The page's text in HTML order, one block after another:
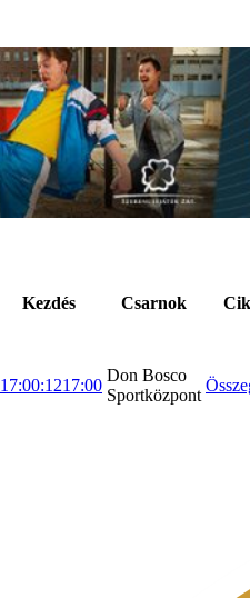
Kezdés Csarnok
17:00:1217:00
Don Bosco
Sportközpont